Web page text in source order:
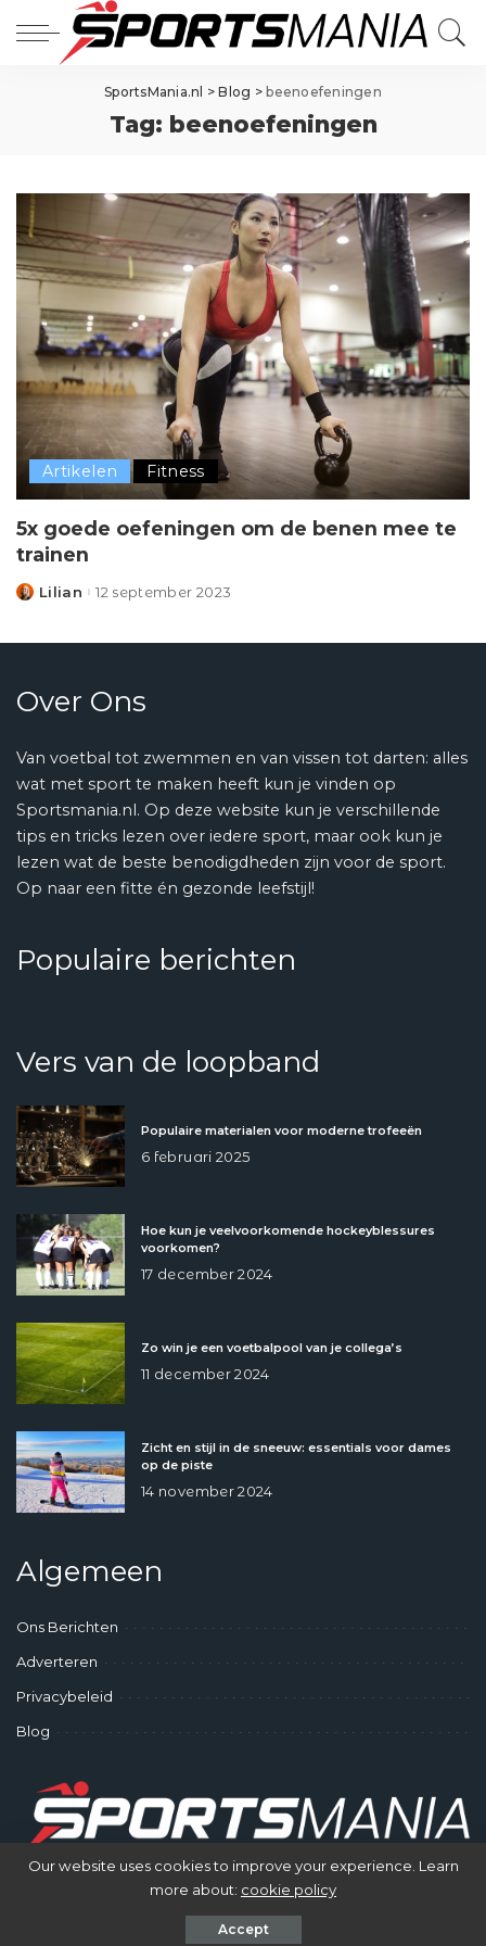
SportsMania.nl >Blog > beenoefeningen
Tag: beenoefeningen
Artikelen Fitness
5x goede oefeningen om de benen mee te
trainen
Posted
Lilian 12 september 2023
Over Ons
Van voetbal tot zwemmen en van vissen tot darten: alles
wat met sport te maken heeft kun je vinden op
Sportsmania.nl. Op deze website kun je verschillende
tips en tricks lezen over iedere sport, maar ook kun je
lezen wat de beste benodigdheden zijn voor de sport.
Op naar een fitte én gezonde leefstijl!
Populaire berichten
Vers van de loopband
Populaire materialen voor moderne trofeeën
6 februari 2025
Hoe kun je veelvoorkomende hockeyblessures
voorkomen?
17 december 2024
Zo win je een voetbalpool van je collega’s
11 december 2024
Zicht en stijl in de sneeuw: essentials voor dames
op de piste
14 november 2024
Algemeen
Ons Berichten
Adverteren
Privacybeleid
Blog
© SportsMania - Gek op Sporten
Our website uses cookies to improve your experience. Learn
more about: cookie policy
Accept